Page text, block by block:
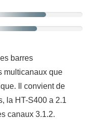
barres
multicanaux que
Il convient de
la HT-S400 a 2.1
canaux 3.1.2.